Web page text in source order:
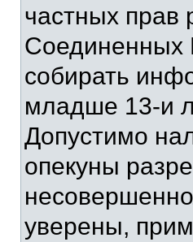
частных прав
Соединенных
собирать
младше 13-и
Допустимо
опекуны
уверены,